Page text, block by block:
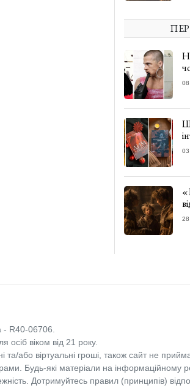
03
28
- R40-06706.
осіб віком від 21 року.
або віртуальні гроші, також сайт не
Будь-які матеріали на інформаційному
Дотримуйтесь правил (принципів)